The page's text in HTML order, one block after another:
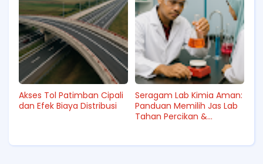
Akses Tol Patimban Cipali
dan Efek Biaya Distribusi
Seragam Lab Kimia Aman:
Panduan Memilih Jas Lab
Tahan Percikan &